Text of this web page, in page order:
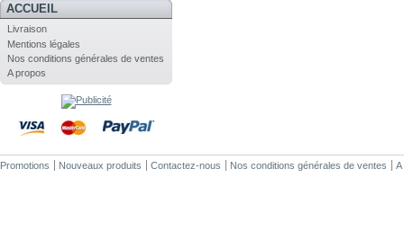
ACCUEIL
Livraison
Mentions légales
Nos conditions générales de ventes
A propos
Promotions Nouveaux produits Contactez-nous Nos conditions générales de ventes A